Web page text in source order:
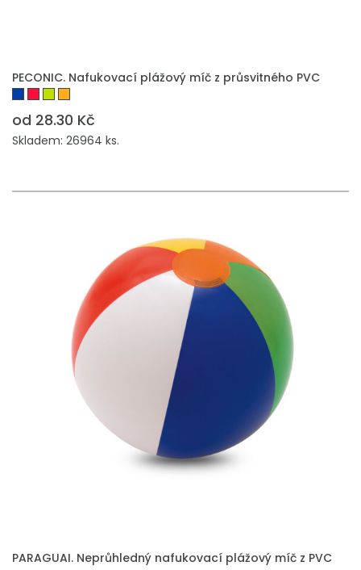
PECONIC. Nafukovací plážový míč z průsvitného PVC
od 28.30 Kč
Skladem: 26964 ks.
PARAGUAI. Neprůhledný nafukovací plážový míč z PVC